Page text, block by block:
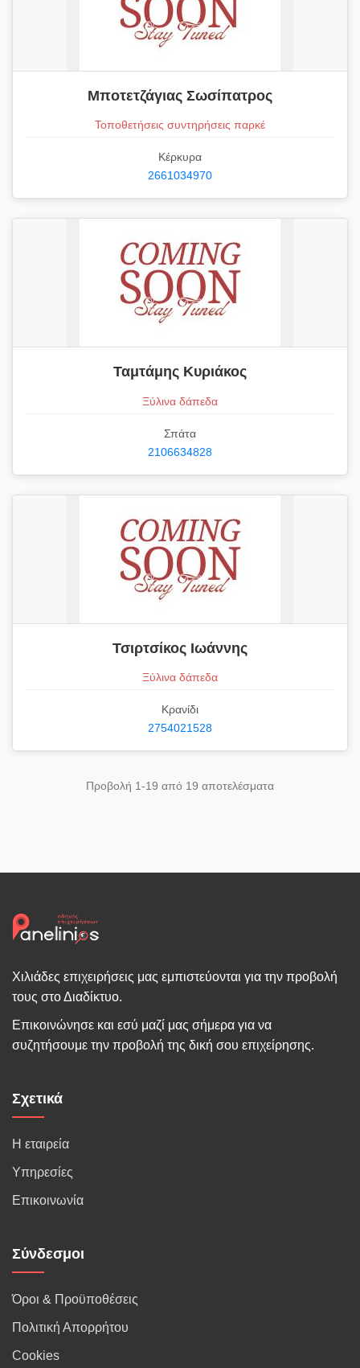
Μποτετζάγιας Σωσίπατρος
Τοποθετήσεις συντηρήσεις παρκέ
Κέρκυρα
2661034970
Ταμτάμης Κυριάκος
Ξύλινα δάπεδα
Σπάτα
2106634828
Τσιρτσίκος Ιωάννης
Ξύλινα δάπεδα
Κρανίδι
2754021528
Προβολή 1-19 από 19 αποτελέσματα
Χιλιάδες επιχειρήσεις μας εμπιστεύονται για την προβολή
τους στο Διαδίκτυο.
Επικοινώνησε και εσύ μαζί μας σήμερα για να
συζητήσουμε την προβολή της δική σου επιχείρησης.
Σχετικά
Η εταιρεία
Υπηρεσίες
Επικοινωνία
Σύνδεσμοι
Όροι & Προϋποθέσεις
Πολιτική Απορρήτου
Cookies